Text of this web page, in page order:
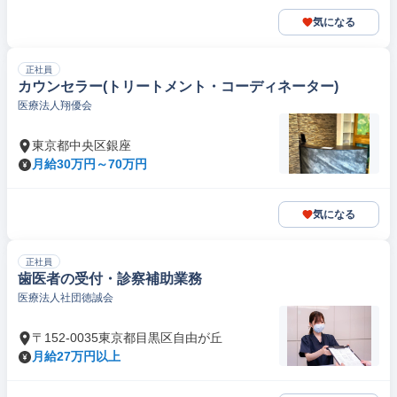
気になる
正社員
カウンセラー(トリートメント・コーディネーター)
医療法人翔優会
東京都中央区銀座
月給30万円～70万円
気になる
正社員
歯医者の受付・診察補助業務
医療法人社団徳誠会
〒152-0035東京都目黒区自由が丘
月給27万円以上